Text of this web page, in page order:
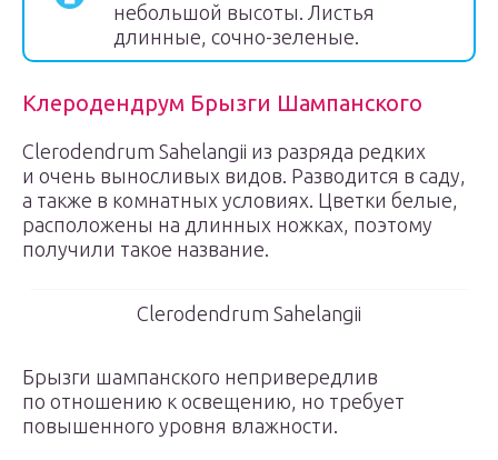
небольшой высоты. Листья
длинные, сочно-зеленые.
Клеродендрум Брызги Шампанского
Clerodendrum Sahelangii из разряда редких
и очень выносливых видов. Разводится в саду,
а также в комнатных условиях. Цветки белые,
расположены на длинных ножках, поэтому
получили такое название.
Clerodendrum Sahelangii
Брызги шампанского непривередлив
по отношению к освещению, но требует
повышенного уровня влажности.